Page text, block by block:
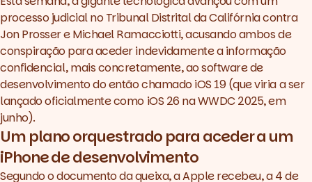
processo judicial no Tribunal Distrital da Califórnia contra
Jon Prosser e Michael Ramacciotti, acusando ambos de
conspiração para aceder indevidamente a informação
confidencial, mais concretamente, ao software de
desenvolvimento do então chamado iOS 19 (que viria a ser
lançado oficialmente como iOS 26 na WWDC 2025, em
junho).
Um plano orquestrado para aceder a um
iPhone de desenvolvimento
Segundo o documento da queixa, a Apple recebeu, a 4 de